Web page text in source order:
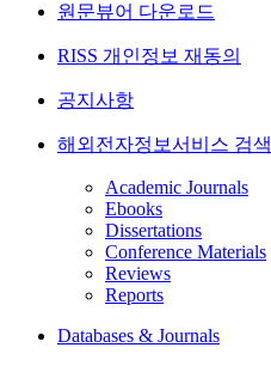
원문뷰어 다운로드
RISS 개인정보 재동의
공지사항
해외전자정보서비스 검색
Academic Journals
Ebooks
Dissertations
Conference Materials
Reviews
Reports
Databases & Journals